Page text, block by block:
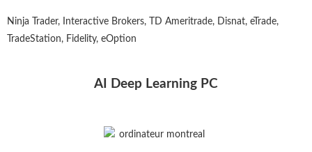
Ninja Trader, Interactive Brokers, TD Ameritrade, Disnat, eTrade,
TradeStation, Fidelity, eOption
AI Deep Learning PC